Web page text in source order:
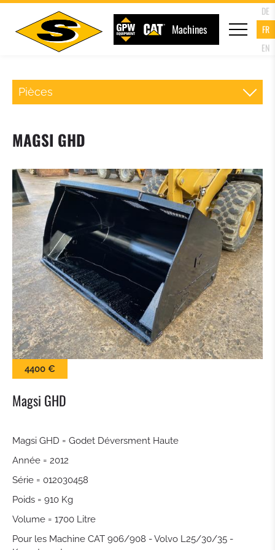
Machines
DE
FR
EN
Pièces
GODET DU CHARGEUR
GODET 4 EN 1
GODET A HAUT DEVERSEMENT
BALAI
LAME À NEIGE
PINCES À BALLES
KROKODILGEBISS PINCE
ATTACHE RAPIDE
TILTROTATEUR
GODET DE TERRASSEMENT
MAGSI GHD
4400 €
Magsi GHD
Magsi GHD = Godet Déversment Haute
Année = 2012
Série = 012030458
Poids = 910 Kg
Volume = 1700 Litre
Pour les Machine CAT 906/908 - Volvo L25/30/35 -